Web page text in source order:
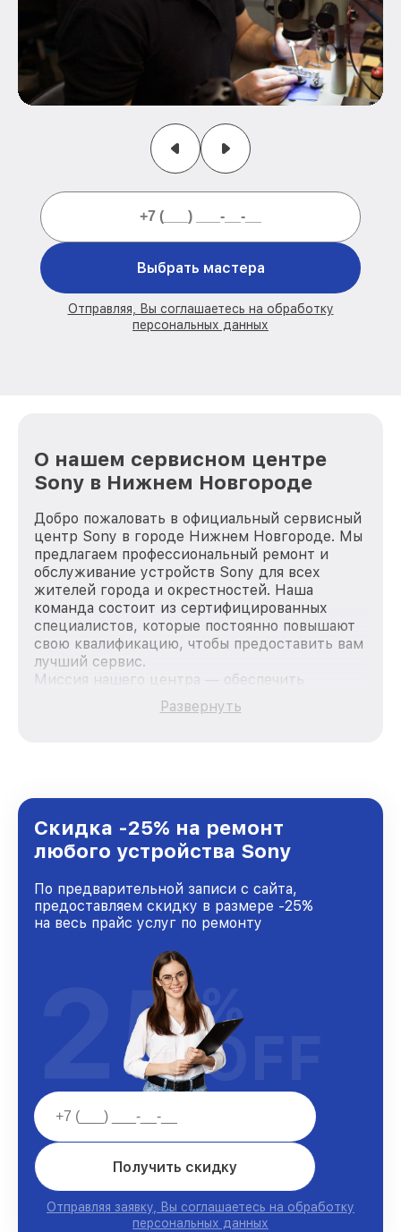
Выбрать мастера
Отправляя, Вы соглашаетесь на обработку
персональных данных
О нашем сервисном центре
Sony в Нижнем Новгороде
Добро пожаловать в официальный сервисный
центр Sony в городе Нижнем Новгороде. Мы
предлагаем профессиональный ремонт и
обслуживание устройств Sony для всех
жителей города и окрестностей. Наша
команда состоит из сертифицированных
специалистов, которые постоянно повышают
свою квалификацию, чтобы предоставить вам
лучший сервис.
Миссия нашего центра — обеспечить
качественный и доступный ремонт для
каждого пользователя продукции Sony, вне
Нижнем Новгороде, постоянно повышая
уровень доверия и лояльности наших
клиентов.
Развернуть
Скидка -25% на ремонт
любого устройства Sony
По предварительной записи с сайта,
предоставляем скидку в размере -25%
на весь прайс услуг по ремонту
Получить скидку
Отправляя заявку, Вы соглашаетесь на обработку
персональных данных
25%
OFF